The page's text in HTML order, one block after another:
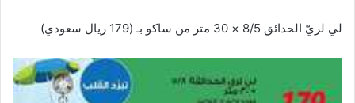
لي لريّ الحدائق 8/5 × 30 متر من ساكو بـ (179 ريال سعودي)